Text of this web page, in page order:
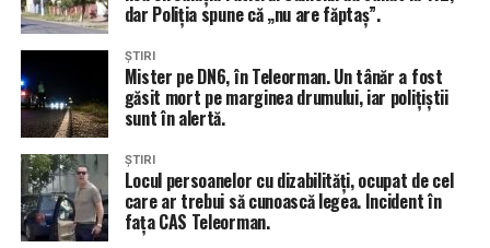
dar Poliția spune că „nu are făptaș”.
ȘTIRI
Mister pe DN6, în Teleorman. Un tânăr a fost
găsit mort pe marginea drumului, iar polițiștii
sunt în alertă.
ȘTIRI
Locul persoanelor cu dizabilități, ocupat de cel
care ar trebui să cunoască legea. Incident în
fața CAS Teleorman.